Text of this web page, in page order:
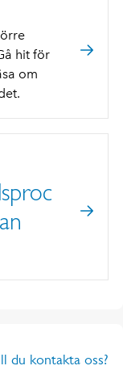
hit för
om
du kontakta oss?